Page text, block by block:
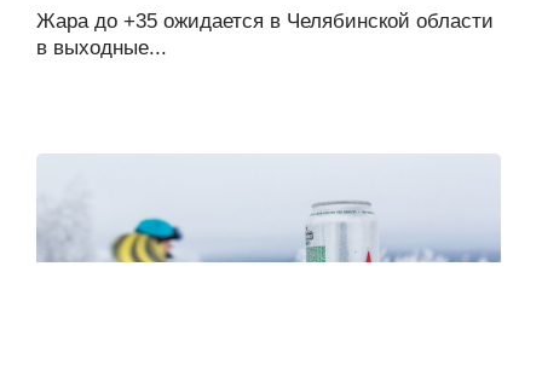
Жара до +35 ожидается в Челябинской области
в выходные...